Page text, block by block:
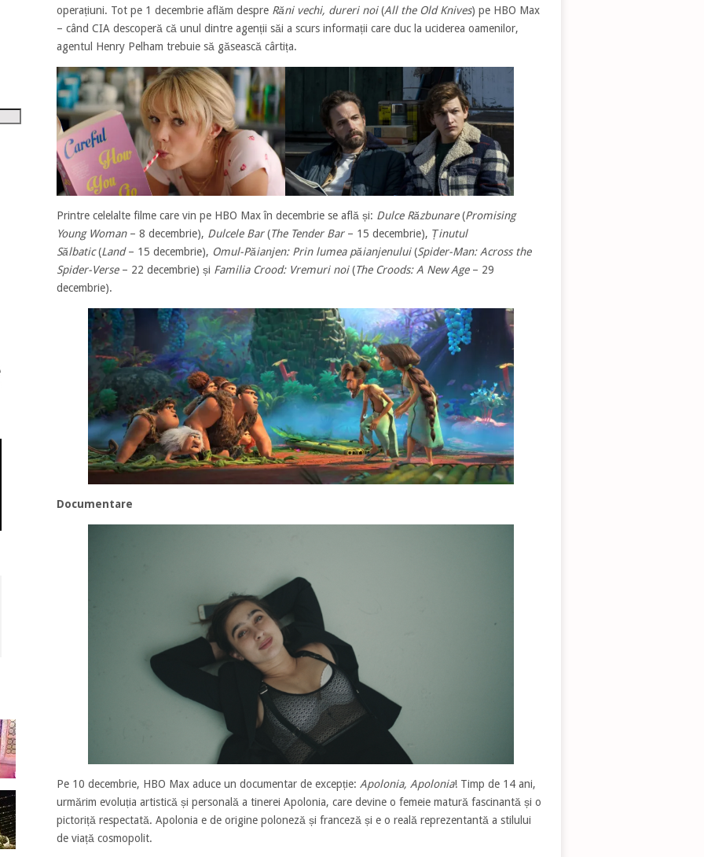
operațiuni. Tot pe 1 decembrie aflăm despre Răni vechi, dureri noi(All the Old Knives) pe HBO Max
– când CIA descoperă că unul dintre agenții săi a scurs informații care duc la uciderea oamenilor,
agentul Henry Pelham trebuie să găsească cârtița.
Printre celelalte filme care vin pe HBO Max în decembrie se află și: Dulce Răzbunare(Promising
Young Woman– 8 decembrie), Dulcele Bar(The Tender Bar– 15 decembrie), Ținutul
Sălbatic(Land– 15 decembrie), Omul-Păianjen: Prin lumea păianjenului(Spider-Man: Across the
Spider-Verse– 22 decembrie) și Familia Crood: Vremuri noi(The Croods: A New Age– 29
decembrie).
Documentare
Pe 10 decembrie, HBO Max aduce un documentar de excepție: Apolonia, Apolonia! Timp de 14 ani,
urmărim evoluția artistică și personală a tinerei Apolonia, care devine o femeie matură fascinantă și o
pictoriță respectată. Apolonia e de origine poloneză și franceză și e o reală reprezentantă a stilului
de viață cosmopolit.